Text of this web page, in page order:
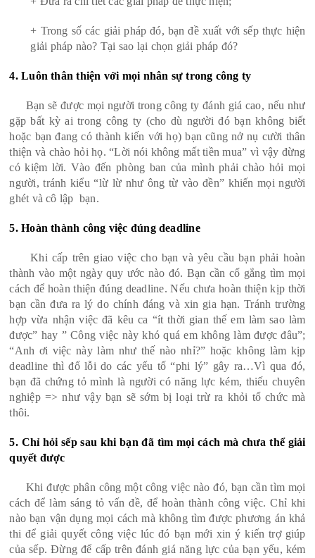
+ Trong số các giải pháp đó, bạn đề xuất với sếp thực hiện
giải pháp nào? Tại sao lại chọn giải pháp đó?
4. Luôn thân thiện với mọi nhân sự trong công ty
Bạn sẽ được mọi người trong công ty đánh giá cao, nếu như
gặp bất kỳ ai trong công ty (cho dù người đó bạn không biết
hoặc bạn đang có thành kiến với họ) bạn cũng nở nụ cười thân
thiện và chào hỏi họ. “Lời nói không mất tiền mua” vì vậy đừng
có kiệm lời. Vào đến phòng ban của mình phải chào hỏi mọi
người, tránh kiểu “lừ lừ như ông từ vào đền” khiến mọi người
ghét và cô lập bạn.
5. Hoàn thành công việc đúng deadline
Khi cấp trên giao việc cho bạn và yêu cầu bạn phải hoàn
thành vào một ngày quy ước nào đó. Bạn cần cố gắng tìm mọi
cách để hoàn thiện đúng deadline. Nếu chưa hoàn thiện kịp thời
bạn cần đưa ra lý do chính đáng và xin gia hạn. Tránh trường
hợp vừa nhận việc đã kêu ca “ít thời gian thế em làm sao làm
được” hay ” Công việc này khó quá em không làm được đâu”;
“Anh ơi việc này làm như thế nào nhỉ?” hoặc không làm kịp
deadline thì đổ lỗi do các yếu tố “phi lý” gây ra…Vì qua đó,
bạn đã chứng tỏ mình là người có năng lực kém, thiếu chuyên
nghiệp => như vậy bạn sẽ sớm bị loại trừ ra khỏi tổ chức mà
thôi.
5. Chỉ hỏi sếp sau khi bạn đã tìm mọi cách mà chưa thể giải
quyết được
Khi được phân công một công việc nào đó, bạn cần tìm mọi
cách để làm sáng tỏ vấn đề, để hoàn thành công việc. Chỉ khi
nào bạn vận dụng mọi cách mà không tìm được phương án khả
thi để giải quyết công việc lúc đó bạn mới xin ý kiến trợ giúp
của sếp. Đừng để cấp trên đánh giá năng lực của bạn yếu, kém